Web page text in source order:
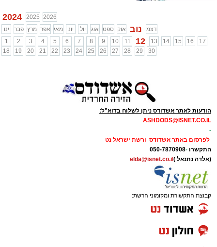
2024 2025 2026
ינו
פבר מרץ אפר מאי יונ יול אוג ספט אוק נוב
דצמ
1
2 3 4 5 6 7 8 9 10 11 12 13 14 15 16
17
18
19 20 21 22 23 24 25 26 27 28 29 30
הודעות לאתר אשדודס ניתן לשלוח בדוא"ל:
ASHDODS@ISNET.CO.IL
-
לפרסום באתר אשדודס ורשת ישראל נט
התקשרו -
050-7870908
(אלדה נתנאל ) elda@isnet.co.il
קבוצת התקשורת ומקומוני הרשת: